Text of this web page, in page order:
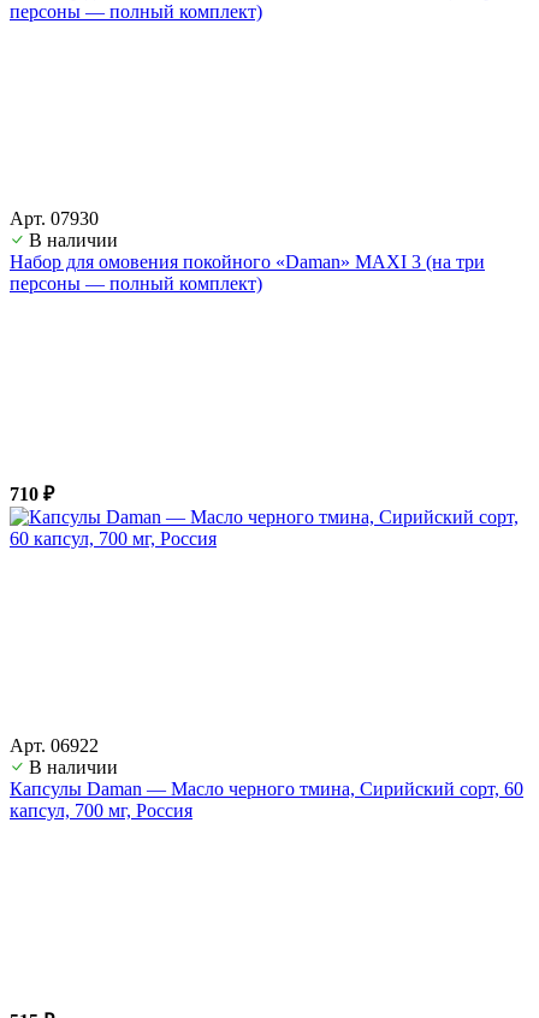
Арт. 07930
В наличии
Набор для омовения покойного «Daman» MAXI 3 (на три
персоны — полный комплект)
710 ₽
Арт. 06922
В наличии
Капсулы Daman — Масло черного тмина, Сирийский сорт, 60
капсул, 700 мг, Россия